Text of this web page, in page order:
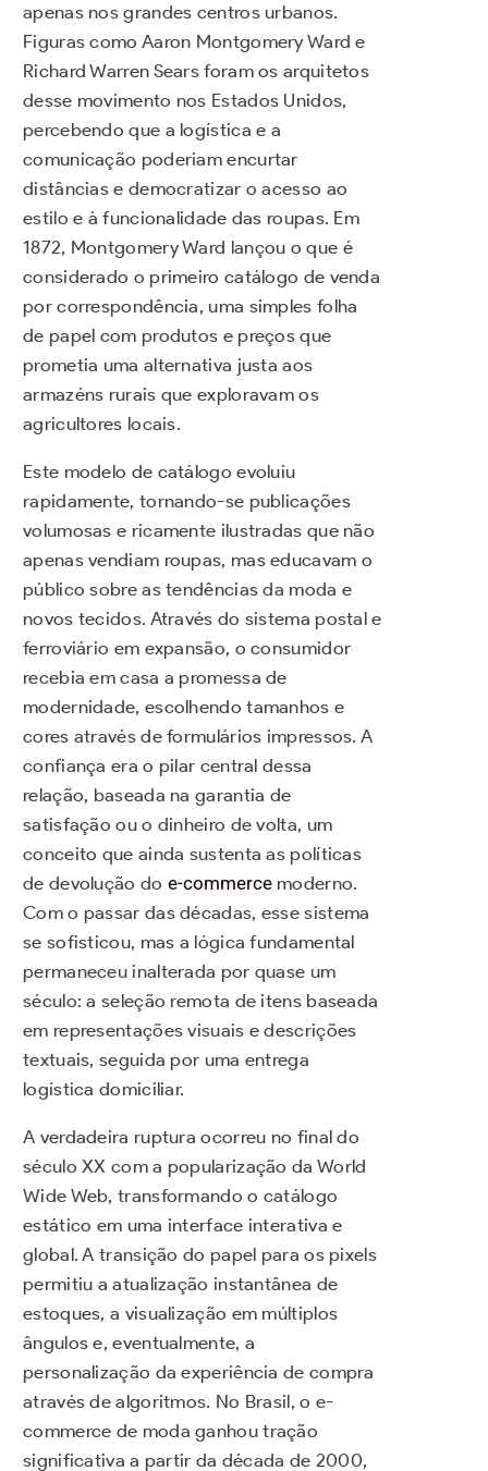
apenas nos grandes centros urbanos.
Figuras como Aaron Montgomery Ward e
Richard Warren Sears foram os arquitetos
desse movimento nos Estados Unidos,
percebendo que a logística e a
comunicação poderiam encurtar
distâncias e democratizar o acesso ao
estilo e à funcionalidade das roupas. Em
1872, Montgomery Ward lançou o que é
considerado o primeiro catálogo de venda
por correspondência, uma simples folha
de papel com produtos e preços que
prometia uma alternativa justa aos
armazéns rurais que exploravam os
agricultores locais.
Este modelo de catálogo evoluiu
rapidamente, tornando-se publicações
volumosas e ricamente ilustradas que não
apenas vendiam roupas, mas educavam o
público sobre as tendências da moda e
novos tecidos. Através do sistema postal e
ferroviário em expansão, o consumidor
recebia em casa a promessa de
modernidade, escolhendo tamanhos e
cores através de formulários impressos. A
confiança era o pilar central dessa
relação, baseada na garantia de
satisfação ou o dinheiro de volta, um
conceito que ainda sustenta as políticas
de devolução do e-commercemoderno.
Com o passar das décadas, esse sistema
se sofisticou, mas a lógica fundamental
permaneceu inalterada por quase um
século: a seleção remota de itens baseada
em representações visuais e descrições
textuais, seguida por uma entrega
logística domiciliar.
A verdadeira ruptura ocorreu no final do
século XX com a popularização da World
Wide Web, transformando o catálogo
estático em uma interface interativa e
global. A transição do papel para os pixels
permitiu a atualização instantânea de
estoques, a visualização em múltiplos
ângulos e, eventualmente, a
personalização da experiência de compra
através de algoritmos. No Brasil, o e-
commerce de moda ganhou tração
significativa a partir da década de 2000,